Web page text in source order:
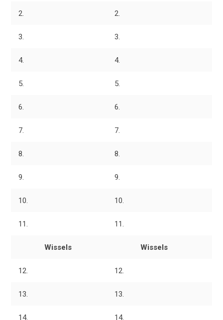
2. 2.
3. 3.
4. 4.
5. 5.
6. 6.
7. 7.
8. 8.
9. 9.
10. 10.
11. 11.
Wissels Wissels
12. 12.
13. 13.
14. 14.